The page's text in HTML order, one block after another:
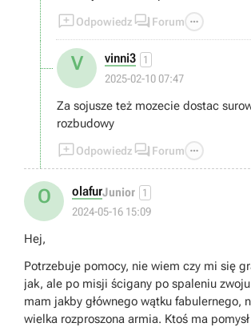
Odpowiedz  Forum 
V vinni3 1
2025-02-10 07:47
Za sojusze też mozecie dostac
rozbudowy
Odpowiedz  Forum 
O olafurJunior 1
2024-05-16 15:09
Hej,
Potrzebuje pomocy, nie wiem czy mi się
jak, ale po misji ścigany po spaleniu
mam jakby głównego wątku fabulernego,
wielka rozproszona armia. Ktoś ma